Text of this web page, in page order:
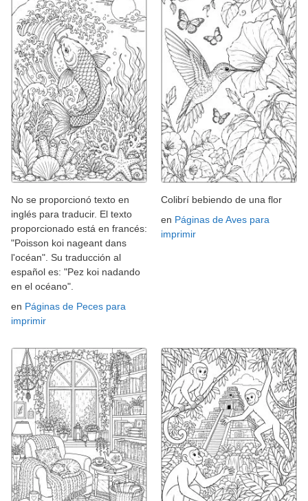
No se proporcionó texto en
inglés para traducir. El texto
proporcionado está en francés:
"Poisson koi nageant dans
l'océan". Su traducción al
español es: "Pez koi nadando
en el océano".
en Páginas de Peces para
imprimir
Colibrí bebiendo de una flor
en Páginas de Aves para
imprimir